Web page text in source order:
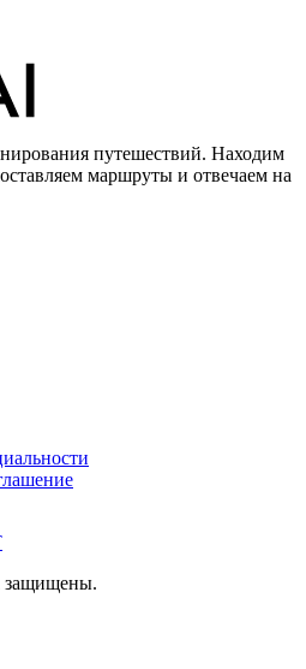
путешествий. Находим
маршруты и отвечаем на
защищены.